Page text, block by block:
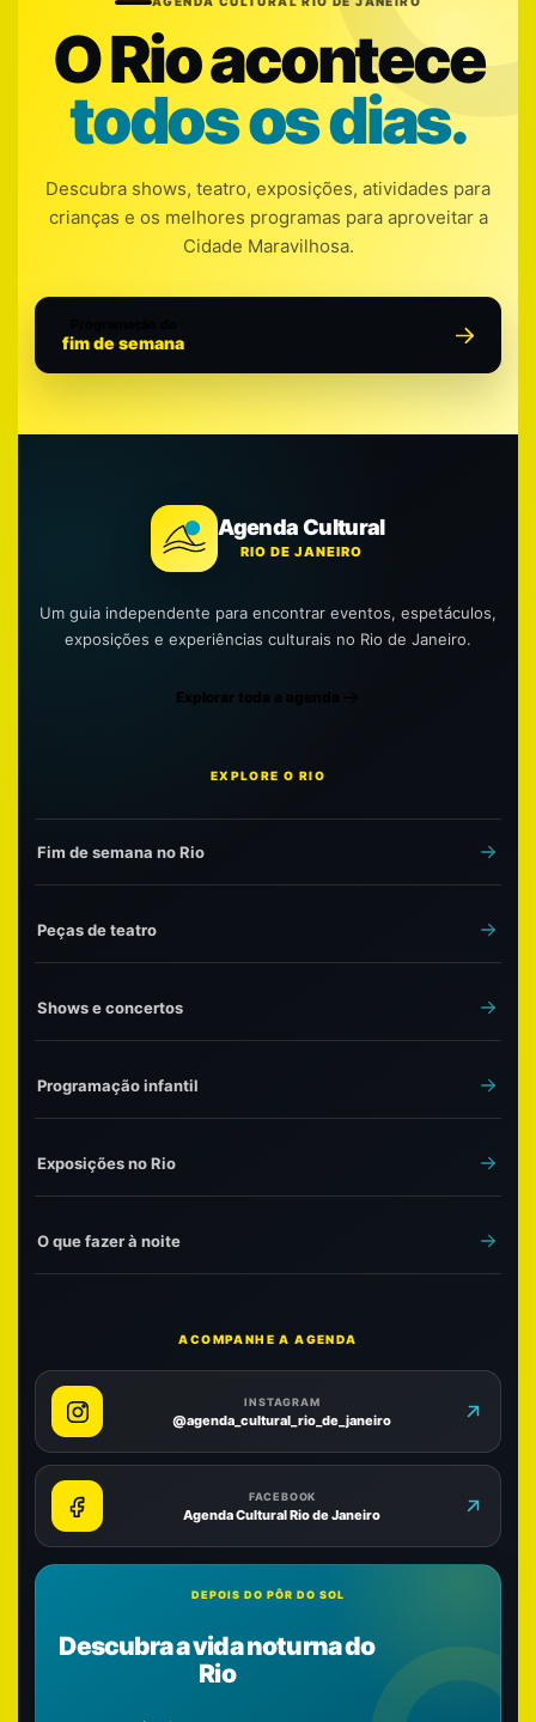
O Rio acontece
todos os dias.
Descubra shows, teatro, exposições, atividades para
crianças e os melhores programas para aproveitar a
Cidade Maravilhosa.
fim de semana
Agenda Cultural
RIO DE JANEIRO
Um guia independente para encontrar eventos, espetáculos,
exposições e experiências culturais no Rio de Janeiro.
Explorar toda a agenda
EXPLORE O RIO
Fim de semana no Rio
Peças de teatro
Shows e concertos
Programação infantil
Exposições no Rio
O que fazer à noite
ACOMPANHE A AGENDA
INSTAGRAM
@agenda_cultural_rio_de_janeiro
FACEBOOK
Agenda Cultural Rio de Janeiro
DEPOIS DO PÔR DO SOL
Descubra a vida noturna do
Rio